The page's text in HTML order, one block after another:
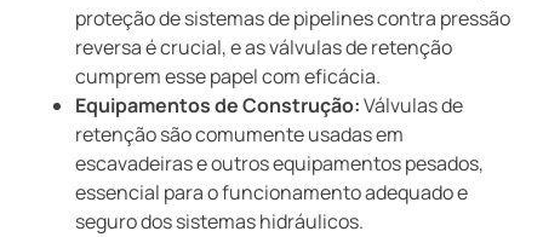
proteção de sistemas de pipelines contra pressão
reversa é crucial, e as válvulas de retenção
cumprem esse papel com eficácia.
Equipamentos de Construção:Válvulas de
retenção são comumente usadas em
escavadeiras e outros equipamentos pesados,
essencial para o funcionamento adequado e
seguro dos sistemas hidráulicos.